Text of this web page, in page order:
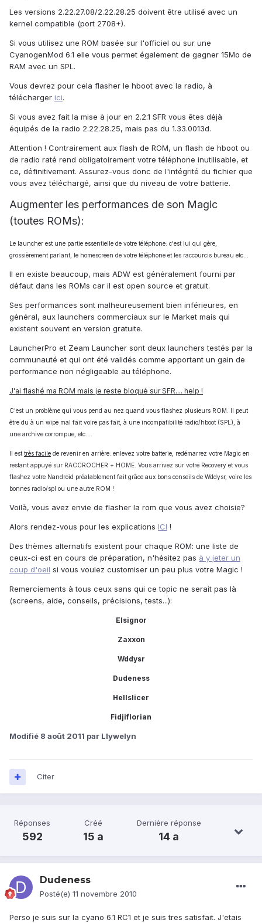
Les versions 2.22.27.08/2.22.28.25 doivent être utilisé avec un
kernel compatible (port 2708+).
Si vous utilisez une ROM basée sur l'officiel ou sur une
CyanogenMod 6.1 elle vous permet également de gagner 15Mo de
RAM avec un SPL.
Vous devrez pour cela flasher le hboot avec la radio, à
télécharger ici.
Si vous avez fait la mise à jour en 2.2.1 SFR vous êtes déjà
équipés de la radio 2.22.28.25, mais pas du 1.33.0013d.
Attention ! Contrairement aux flash de ROM, un flash de hboot ou
de radio raté rend obligatoirement votre téléphone inutilisable, et
ce, définitivement. Assurez-vous donc de l'intégrité du fichier que
vous avez téléchargé, ainsi que du niveau de votre batterie.
Augmenter les performances de son Magic
(toutes ROMs):
Le launcher est une partie essentielle de votre téléphone: c'est lui qui gère,
grossièrement parlant, le homescreen de votre téléphone et les raccourcis bureau etc...
Il en existe beaucoup, mais ADW est généralement fourni par
défaut dans les ROMs car il est open source et gratuit.
Ses performances sont malheureusement bien inférieures, en
général, aux launchers commerciaux sur le Market mais qui
existent souvent en version gratuite.
LauncherPro et Zeam Launcher sont deux launchers testés par la
communauté et qui ont été validés comme apportant un gain de
performance non négligeable au téléphone.
J'ai flashé ma ROM mais je reste bloqué sur SFR.... help !
C'est un problème qui vous pend au nez quand vous flashez plusieurs ROM. Il peut
être du à un wipe mal fait voire pas fait, à une incompatibilité radio/hboot (SPL), à
une archive corrompue, etc....
Il est très facile de revenir en arrière: enlevez votre batterie, redémarrez votre Magic en
restant appuyé sur RACCROCHER + HOME. Vous arrivez sur votre Recovery et vous
flashez votre Nandroid préalablement fait grâce aux bons conseils de Wddysr, voire les
bonnes radio/spl ou une autre ROM !
Voilà, vous avez envie de flasher la rom que vous avez choisie?
Alors rendez-vous pour les explications ICI !
Des thèmes alternatifs existent pour chaque ROM: une liste de
ceux-ci est en cours de préparation, n'hésitez pas à y jeter un
coup d'oeil si vous voulez customiser un peu plus votre Magic !
Remerciements à tous ceux sans qui ce topic ne serait pas là
(screens, aide, conseils, précisions, tests...):
Elsignor
Zaxxon
Wddysr
Dudeness
Hellslicer
Fidjiflorian
Modifié 8 août 2011 par Llywelyn
Citer
Réponses
592
Créé
15 a
Dernière réponse
14 a
Dudeness
Posté(e) 11 novembre 2010
Perso je suis sur la cyano 6.1 RC1 et je suis tres satisfait. J'etais